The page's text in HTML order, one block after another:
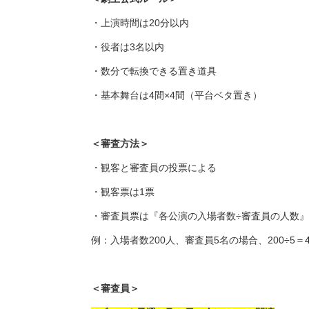
・上演時間は20分以内
・役者は3名以内
・数分で転換できる置き道具
・基本舞台は4間×4間（平台ベタ置き）
＜審査方法＞
・観客と審査員の投票による
・観客票は1票
・審査員票は『各公演の入場者数÷審査員の人数』
例：入場者数200人、審査員5名の場合、200÷5＝
＜審査員＞